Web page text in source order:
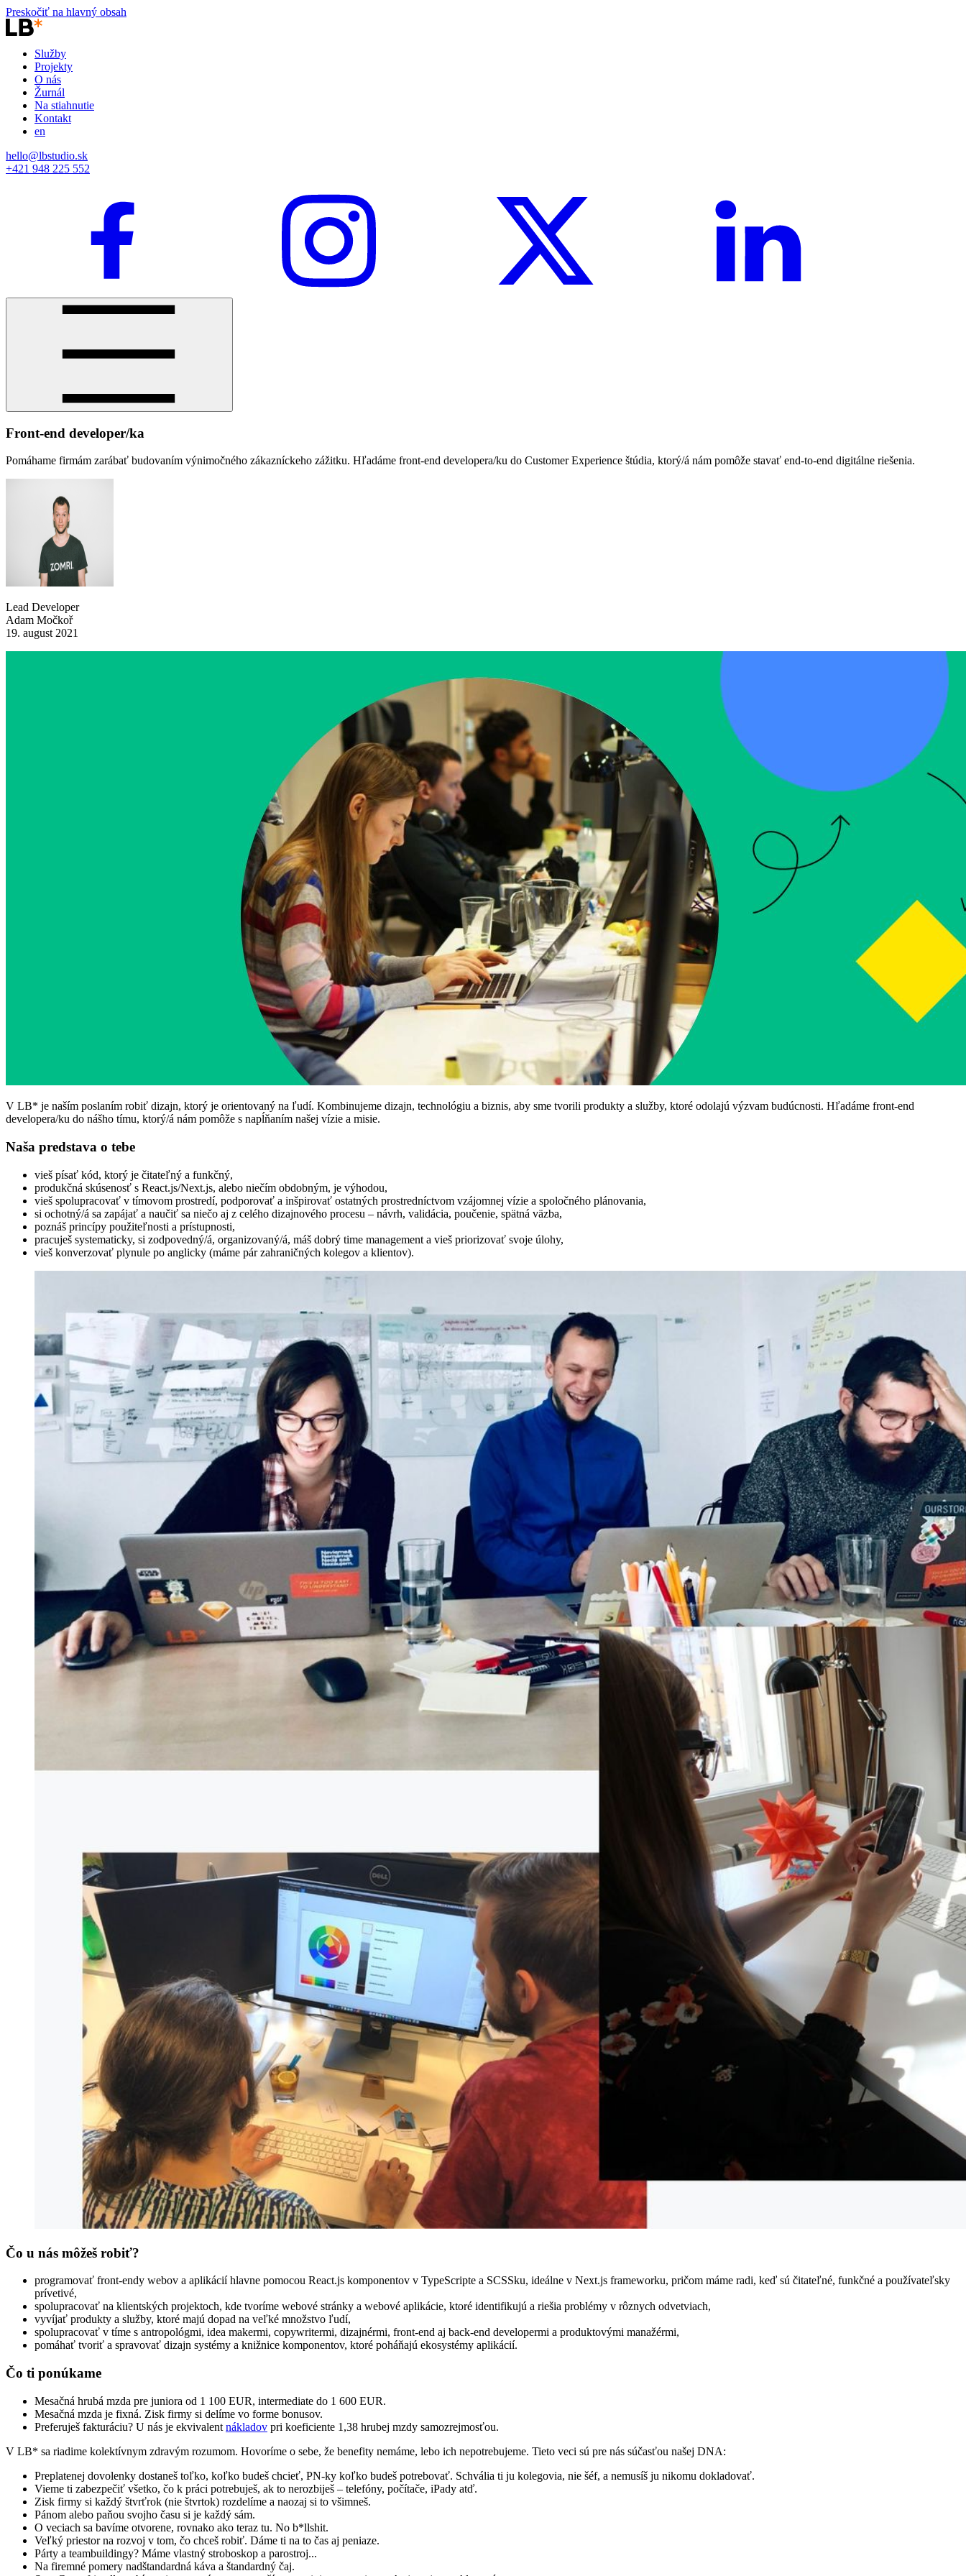
Preskočiť na hlavný obsah
Služby
Projekty
O nás
Žurnál
Na stiahnutie
Kontakt
en
hello@lbstudio.sk
+421 948 225 552
Front-end developer/ka
Pomáhame firmám zarábať budovaním výnimočného zákazníckeho zážitku. Hľadáme front-end developera/ku do Customer Experience štúdia, ktorý/á nám pomôže stavať end-to-end digitálne riešenia.
Lead Developer
Adam Močkoř
19. august 2021
V LB* je naším poslaním robiť dizajn, ktorý je orientovaný na ľudí. Kombinujeme dizajn, technológiu a biznis, aby sme tvorili produkty a služby, ktoré odolajú výzvam budúcnosti. Hľadáme front-end
developera/ku do nášho tímu, ktorý/á nám pomôže s napĺňaním našej vízie a misie.
Naša predstava o tebe
vieš písať kód, ktorý je čitateľný a funkčný,
produkčná skúsenosť s React.js/Next.js, alebo niečím obdobným, je výhodou,
vieš spolupracovať v tímovom prostredí, podporovať a inšpirovať ostatných prostredníctvom vzájomnej vízie a spoločného plánovania,
si ochotný/á sa zapájať a naučiť sa niečo aj z celého dizajnového procesu – návrh, validácia, poučenie, spätná väzba,
poznáš princípy použiteľnosti a prístupnosti,
pracuješ systematicky, si zodpovedný/á, organizovaný/á, máš dobrý time management a vieš priorizovať svoje úlohy,
vieš konverzovať plynule po anglicky (máme pár zahraničných kolegov a klientov).
Čo u nás môžeš robiť?
programovať front-endy webov a aplikácií hlavne pomocou React.js komponentov v TypeScripte a SCSSku, ideálne v Next.js frameworku, pričom máme radi, keď sú čitateľné, funkčné a používateľsky
prívetivé,
spolupracovať na klientských projektoch, kde tvoríme webové stránky a webové aplikácie, ktoré identifikujú a riešia problémy v rôznych odvetviach,
vyvíjať produkty a služby, ktoré majú dopad na veľké množstvo ľudí,
spolupracovať v tíme s antropológmi, idea makermi, copywritermi, dizajnérmi, front-end aj back-end developermi a produktovými manažérmi,
pomáhať tvoriť a spravovať dizajn systémy a knižnice komponentov, ktoré poháňajú ekosystémy aplikácií.
Čo ti ponúkame
Mesačná hrubá mzda pre juniora od 1 100 EUR, intermediate do 1 600 EUR.
Mesačná mzda je fixná. Zisk firmy si delíme vo forme bonusov.
Preferuješ fakturáciu? U nás je ekvivalent nákladov pri koeficiente 1,38 hrubej mzdy samozrejmosťou.
V LB* sa riadime kolektívnym zdravým rozumom. Hovoríme o sebe, že benefity nemáme, lebo ich nepotrebujeme. Tieto veci sú pre nás súčasťou našej DNA:
Preplatenej dovolenky dostaneš toľko, koľko budeš chcieť, PN-ky koľko budeš potrebovať. Schvália ti ju kolegovia, nie šéf, a nemusíš ju nikomu dokladovať.
Vieme ti zabezpečiť všetko, čo k práci potrebuješ, ak to nerozbiješ – telefóny, počítače, iPady atď.
Zisk firmy si každý štvrťrok (nie štvrtok) rozdelíme a naozaj si to všimneš.
Pánom alebo paňou svojho času si je každý sám.
O veciach sa bavíme otvorene, rovnako ako teraz tu. No b*llshit.
Veľký priestor na rozvoj v tom, čo chceš robiť. Dáme ti na to čas aj peniaze.
Párty a teambuildingy? Máme vlastný stroboskop a parostroj...
Na firemné pomery nadštandardná káva a štandardný čaj.